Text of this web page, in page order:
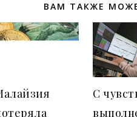
ВАМ ТАКЖЕ
С